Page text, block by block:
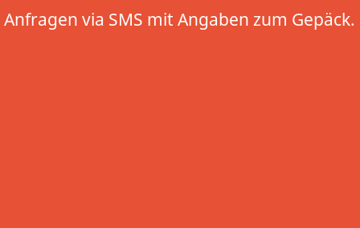
Anfragen via SMS mit Angaben zum Gepäck.